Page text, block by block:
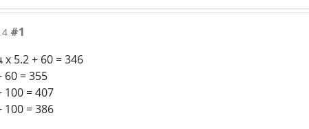
#1
5.2 + 60 = 346
60 = 355
100 = 407
100 = 386